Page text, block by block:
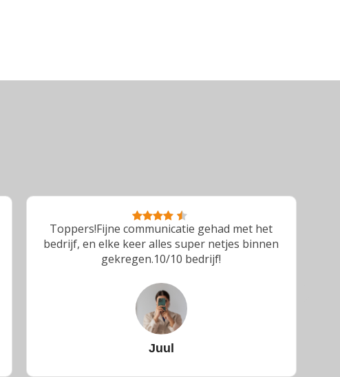
Toppers!Fijne communicatie gehad met het
bedrijf, en elke keer alles super netjes binnen
gekregen.10/10 bedrijf!
Juul